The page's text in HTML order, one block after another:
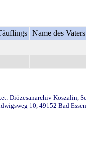
Name des Vaters
Diözesanarchiv Koszalin,
10, 49152 Bad